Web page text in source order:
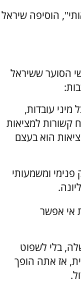
הוסיפה שיראל
הסוער ששיראל
עובדות,
קשורות למציאות
הוא בעצם
ומשמעותי
אי אפשר
בלי לשפוט
אז אתה הופך